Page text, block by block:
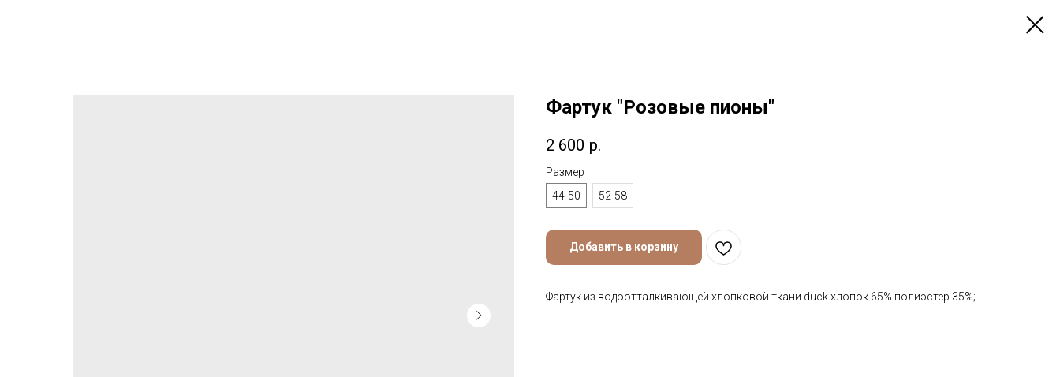
Фартук "Розовые пионы"
2 600 р.
Размер
44-50
52-58
Добавить в корзину
Фартук из водоотталкивающей хлопковой ткани duck хлопок 65% полиэстер 35%;